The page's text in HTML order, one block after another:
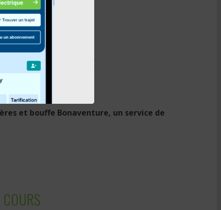
12 NOVEMBRE
et bouffe Bonaventure, un service de